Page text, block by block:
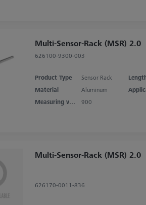
Multi-Sensor-Rack (MSR) 2.0
626100-9300-003
Product Type Sensor Rack
Material
Aluminum
Measuring volume X axis
900
Multi-Sensor-Rack (MSR) 2.0
626170-0011-836